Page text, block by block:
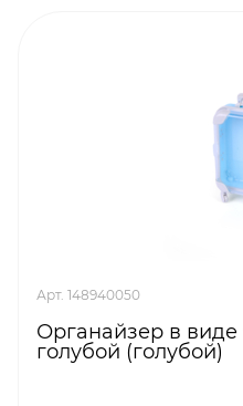
Арт. 148940050
Органайзер в
голубой (голубой)